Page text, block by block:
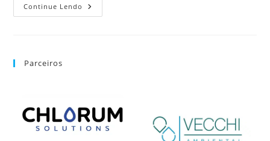
Continue Lendo
Parceiros